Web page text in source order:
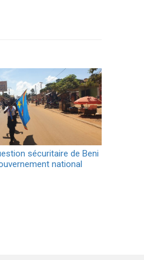
sécuritaire de Beni
national